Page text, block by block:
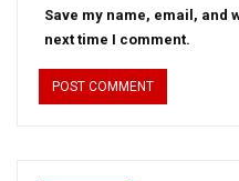
Save my name, email, and
next time I comment.